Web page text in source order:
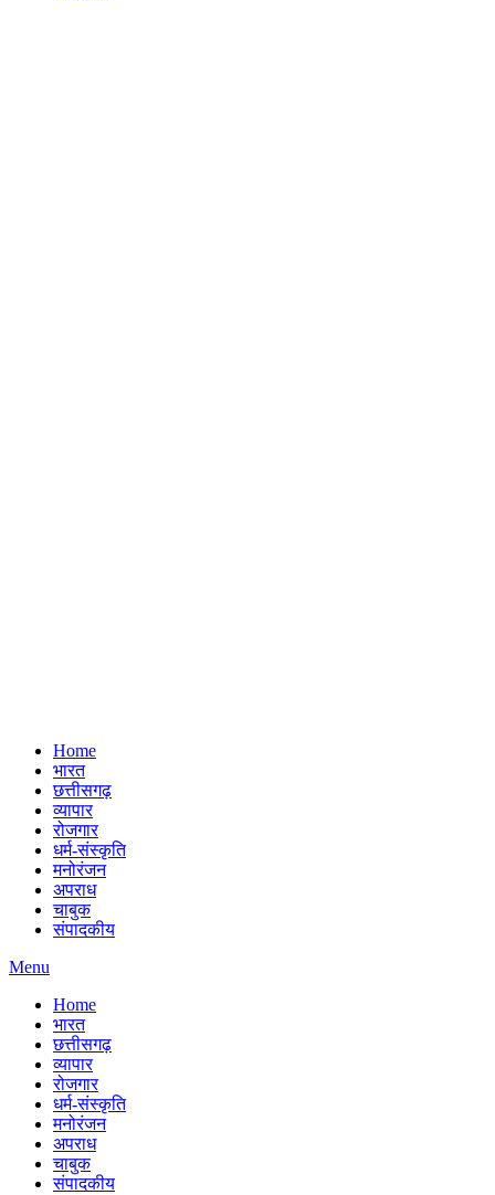
Home
भारत
छत्तीसगढ़
व्यापार
रोजगार
धर्म-संस्कृति
मनोरंजन
अपराध
चाबुक
संपादकीय
Menu
Home
भारत
छत्तीसगढ़
व्यापार
रोजगार
धर्म-संस्कृति
मनोरंजन
अपराध
चाबुक
संपादकीय